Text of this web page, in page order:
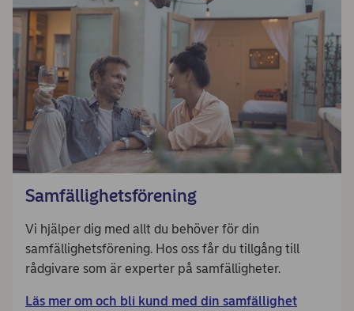
Samfällighetsförening
Vi hjälper dig med allt du behöver för din
samfällighetsförening. Hos oss får du tillgång till
rådgivare som är experter på samfälligheter.
Läs mer om och bli kund med din samfällighet